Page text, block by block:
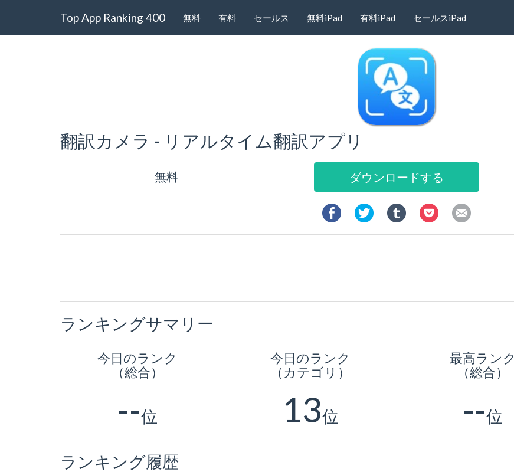
Top App Ranking 400 無料 有料 セールス 無料iPad 有料iPad セールスiPad
翻訳カメラ - リアルタイム翻訳アプリ
無料 ダウンロードする
ランキングサマリー
今日のランク
（総合）
--位
今日のランク
（カテゴリ）
13位
最高ランク
（総合）
--位
ランキング履歴